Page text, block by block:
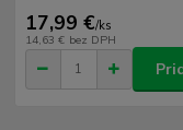
17,99 €/ks
14,63 € bez DPH